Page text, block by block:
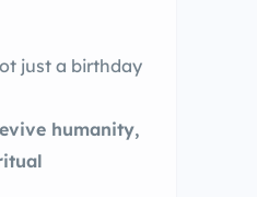
just a birthday
humanity,